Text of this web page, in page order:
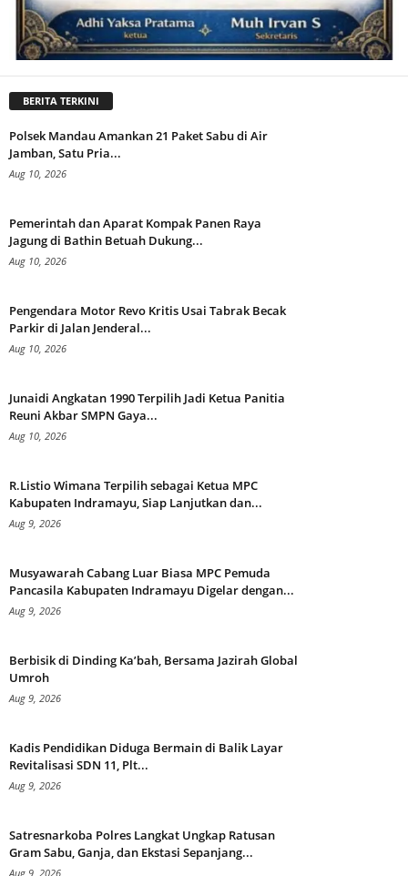
BERITA TERKINI
Polsek Mandau Amankan 21 Paket Sabu di Air
Jamban, Satu Pria...
Aug 10, 2026
Pemerintah dan Aparat Kompak Panen Raya
Jagung di Bathin Betuah Dukung...
Aug 10, 2026
Pengendara Motor Revo Kritis Usai Tabrak Becak
Parkir di Jalan Jenderal...
Aug 10, 2026
Junaidi Angkatan 1990 Terpilih Jadi Ketua Panitia
Reuni Akbar SMPN Gaya...
Aug 10, 2026
R.Listio Wimana Terpilih sebagai Ketua MPC
Kabupaten Indramayu, Siap Lanjutkan dan...
Aug 9, 2026
Musyawarah Cabang Luar Biasa MPC Pemuda
Pancasila Kabupaten Indramayu Digelar dengan...
Aug 9, 2026
Berbisik di Dinding Ka’bah, Bersama Jazirah Global
Umroh
Aug 9, 2026
Kadis Pendidikan Diduga Bermain di Balik Layar
Revitalisasi SDN 11, Plt...
Aug 9, 2026
Satresnarkoba Polres Langkat Ungkap Ratusan
Gram Sabu, Ganja, dan Ekstasi Sepanjang...
Aug 9, 2026